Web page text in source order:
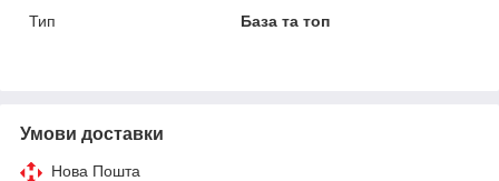
Тип
База та топ
Умови доставки
Нова Пошта